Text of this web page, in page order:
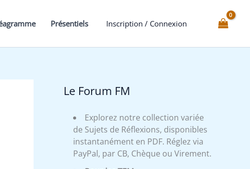
Présentiels Inscription / Connexion
Le Forum FM
Explorez notre collection variée
de Sujets de Réflexions, disponibles
instantanément en PDF. Réglez via
PayPal, par CB, Chèque ou Virement.
Surveillant
son